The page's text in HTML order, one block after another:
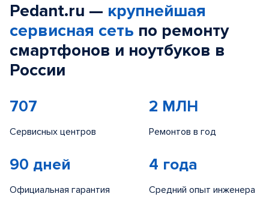
Pedant.ru — крупнейшая
сервисная сеть по ремонту
смартфонов и ноутбуков в
России
707
Сервисных центров
2 МЛН
Ремонтов в год
90 дней
Официальная гарантия
4 года
Средний опыт инженера